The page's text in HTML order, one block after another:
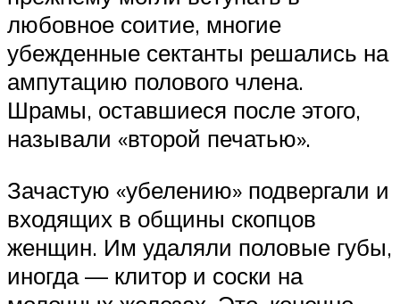
любовное соитие, многие
убежденные сектанты решались на
ампутацию полового члена.
Шрамы, оставшиеся после этого,
называли «второй печатью».
Зачастую «убелению» подвергали и
входящих в общины скопцов
женщин. Им удаляли половые губы,
иногда — клитор и соски на